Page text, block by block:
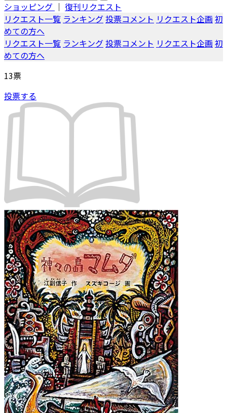
ショッピング ｜ 復刊リクエスト
リクエスト一覧 ランキング投票コメント リクエスト企画 初
めての方へ
リクエスト一覧 ランキング投票コメント リクエスト企画 初
めての方へ
13票
投票する